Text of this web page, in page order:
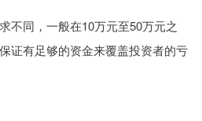
不同，一般在10万元至50万元之
证有足够的资金来覆盖投资者的亏